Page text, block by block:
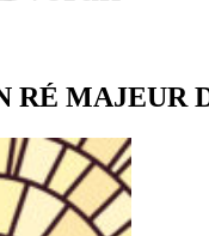
RÉ MAJEUR